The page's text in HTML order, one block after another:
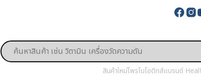
Products
search
สินค้าใหม่โพรไบโอติกส์แบรนด์